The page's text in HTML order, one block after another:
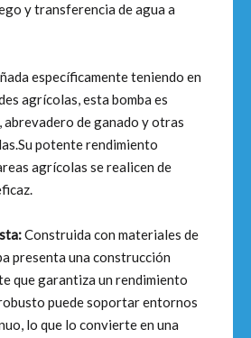
y transferencia de agua a
específicamente teniendo en
agrícolas, esta bomba es
de ganado y otras
potente rendimiento
agrícolas se realicen de
Construida con materiales de
presenta una construcción
que garantiza un rendimiento
puede soportar entornos
lo que lo convierte en una